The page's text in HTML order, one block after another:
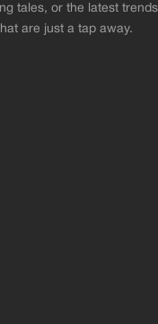
tales, or the latest
are just a tap away.